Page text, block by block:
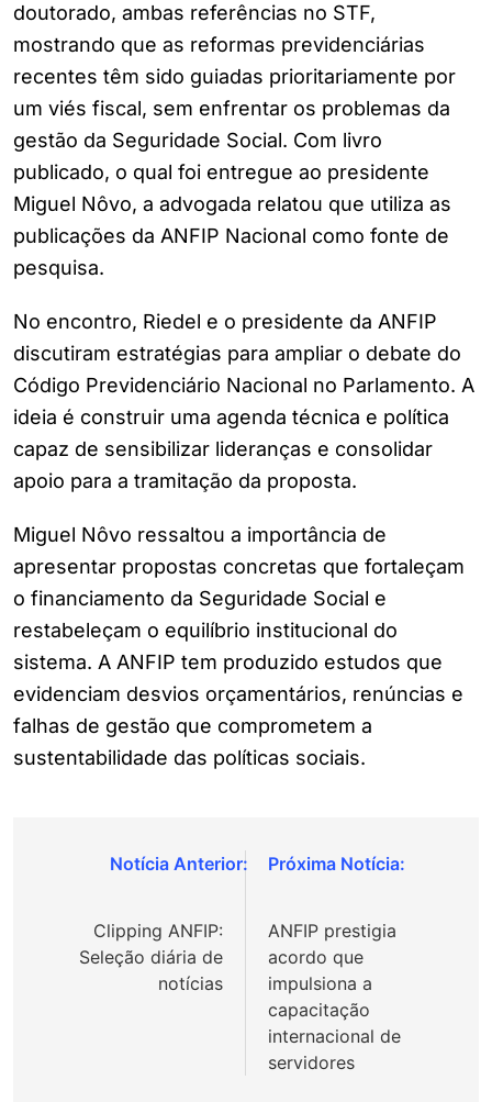
doutorado, ambas referências no STF,
mostrando que as reformas previdenciárias
recentes têm sido guiadas prioritariamente por
um viés fiscal, sem enfrentar os problemas da
gestão da Seguridade Social. Com livro
publicado, o qual foi entregue ao presidente
Miguel Nôvo, a advogada relatou que utiliza as
publicações da ANFIP Nacional como fonte de
pesquisa.
No encontro, Riedel e o presidente da ANFIP
discutiram estratégias para ampliar o debate do
Código Previdenciário Nacional no Parlamento. A
ideia é construir uma agenda técnica e política
capaz de sensibilizar lideranças e consolidar
apoio para a tramitação da proposta.
Miguel Nôvo ressaltou a importância de
apresentar propostas concretas que fortaleçam
o financiamento da Seguridade Social e
restabeleçam o equilíbrio institucional do
sistema. A ANFIP tem produzido estudos que
evidenciam desvios orçamentários, renúncias e
falhas de gestão que comprometem a
sustentabilidade das políticas sociais.
Navegação
Post
Clipping ANFIP:
Seleção diária de
notícias
ANFIP prestigia
acordo que
impulsiona a
capacitação
internacional de
servidores